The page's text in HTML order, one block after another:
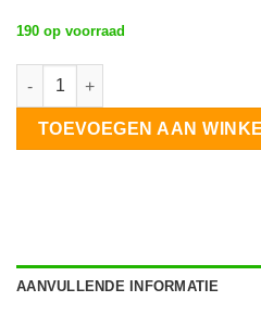
190 op voorraad
Solarstell Pannendak landscape
TOEVOEGEN AAN
AANVULLENDE INFORMATIE